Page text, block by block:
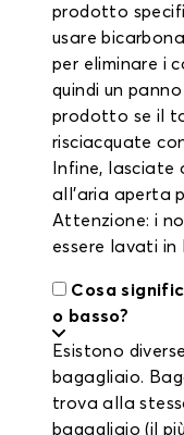
prodotto
usare
per eliminare i
quindi un
prodotto se il
risciacquate
Infine, lasciate
all'aria aperta
Attenzione: i
essere lavati in
Cosa
o basso?
Esistono
bagagliaio.
trova alla
bagagliaio (il